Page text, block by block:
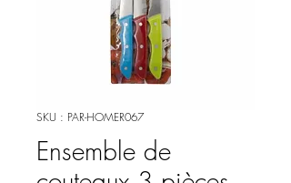
SKU : PAR-HOMER067
Ensemble de